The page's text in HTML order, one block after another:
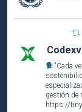
"Cada
gestión de
https://